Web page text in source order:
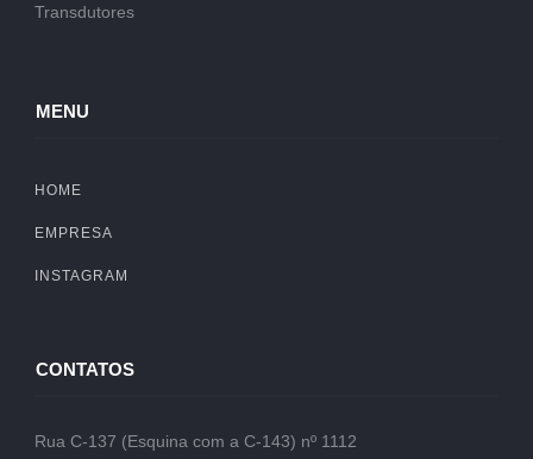
Transdutores
MENU
HOME
EMPRESA
INSTAGRAM
CONTATOS
Rua C-137 (Esquina com a C-143) nº 1112